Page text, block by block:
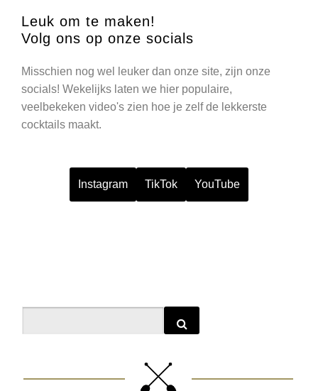
Leuk om te maken!
Volg ons op onze socials
Misschien nog wel leuker dan onze site, zijn onze
socials! Wekelijks laten we hier populaire,
veelbekeken video's zien hoe je zelf de lekkerste
cocktails maakt.
Instagram TikTok YouTube